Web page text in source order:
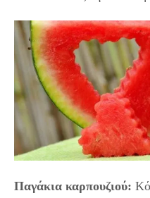
Παγάκια καρπουζιού: